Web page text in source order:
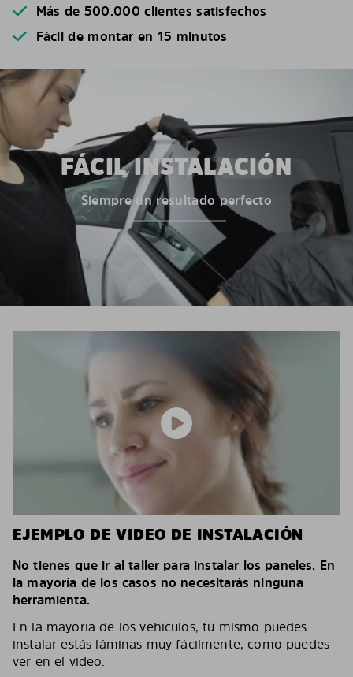
Más de 500.000 clientes satisfechos
Fácil de montar en 15 minutos
FÁCIL INSTALACIÓN
Siempre un resultado perfecto
EJEMPLO DE VIDEO DE INSTALACIÓN
No tienes que ir al taller para instalar los paneles. En
la mayoría de los casos no necesitarás ninguna
herramienta.
En la mayoría de los vehículos, tú mismo puedes
instalar estás láminas muy fácilmente, como puedes
ver en el video.